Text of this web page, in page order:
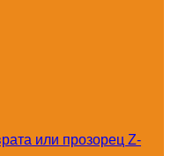
или прозорец Z-